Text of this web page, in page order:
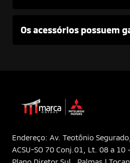
Os acessórios possuem
Endereço: Av. Teotônio
ACSU-SO 70 Conj.01, Lt. 08 a 10